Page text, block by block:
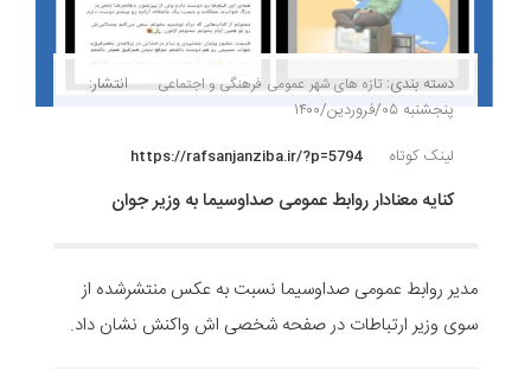
دسته بندی:تازه های شهر عمومی فرهنگی و اجتماعی
انتشار:
پنجشنبه ۰۵/فروردین/۱۴۰۰
لینک کوتاه
https://rafsanjanziba.ir/?p=5794
کنایه معنادار روابط عمومی صداوسیما به وزیر جوان
مدیر روابط عمومی صداوسیما نسبت به عکس منتشرشده از
سوی وزیر ارتباطات در صفحه شخصی اش واکنش نشان داد.